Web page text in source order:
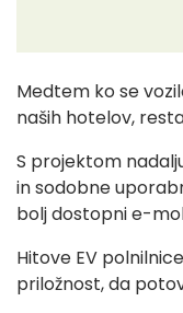
Medtem ko se
naših hotelov,
S projektom
in sodobne
bolj dostopni e-
Hitove EV
priložnost, da